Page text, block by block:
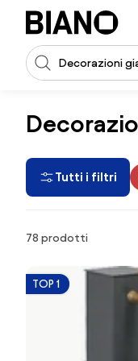
Salta la navigazione, vai
Input della ricerca
Tutti i filtri
Prodotti
78 prodotti
TOP 1